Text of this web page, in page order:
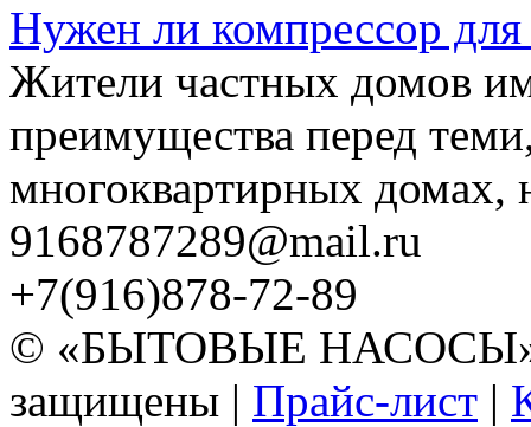
Нужен ли компрессор для
Жители частных домов
преимущества перед
многоквартирных домах,
9168787289@mail.ru
+7(916)878-72-89
© «БЫТОВЫЕ НАСОСЫ»
защищены | Прайс-лист |